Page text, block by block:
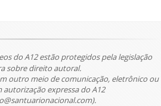
do A12 estão protegidos pela legislação
sobre direito autoral.
outro meio de comunicação, eletrônico ou
autorização expressa do A12